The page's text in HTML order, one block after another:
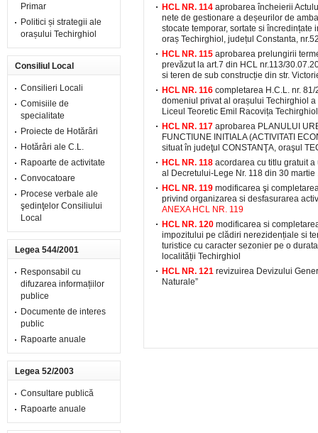
Primar
Politici și strategii ale
orașului Techirghiol
Consiliul Local
Consilieri Locali
Comisiile de
specialitate
Proiecte de Hotărâri
Hotărâri ale C.L.
Rapoarte de activitate
Convocatoare
Procese verbale ale
şedinţelor Consiliului
Local
Legea 544/2001
Responsabil cu
difuzarea informațiilor
publice
Documente de interes
public
Rapoarte anuale
Legea 52/2003
Consultare publică
Rapoarte anuale
HCL NR. 114 aprobarea încheierii
nete de gestionare a deșeurilor de
stocate temporar, sortate si
oraș Techirghiol, județul Constanta,
HCL NR. 115 aprobarea prelungirii
prevăzut la art.7 din HCL nr.113/
si teren de sub construcție din str.
HCL NR. 116 completarea H.C.L. nr.
domeniul privat al orașului Techirghiol
Liceul Teoretic Emil Racovița
HCL NR. 117 aprobarea PLANULUI
FUNCTIUNE INITIALA (ACTIVITATI
situat în judeţul CONSTANŢA, oraşul
HCL NR. 118 acordarea cu titlu gratuit
al Decretului-Lege Nr. 118 din 30
HCL NR. 119 modificarea şi
privind organizarea si desfasurarea
ANEXA HCL NR. 119
HCL NR. 120 modificarea si
impozitului pe clădiri nerezidențiale si
turistice cu caracter sezonier pe o
localității Techirghiol
HCL NR. 121 revizuirea Devizului
Naturale”